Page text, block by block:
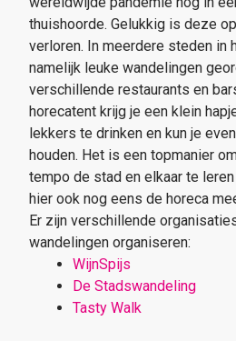
thuishoorde. Gelukkig is deze
verloren. In meerdere steden in
namelijk leuke wandelingen
verschillende restaurants en
horecatent krijg je een klein
lekkers te drinken en kun je
houden. Het is een topmanier
tempo de stad en elkaar te
hier ook nog eens de horeca
Er zijn verschillende
wandelingen organiseren:
WijnSpijs
De Stadswandeling
Tasty Walk